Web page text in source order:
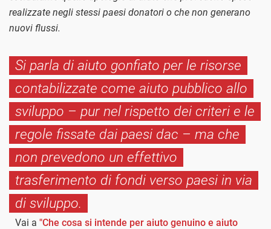
realizzate negli stessi paesi donatori o che non generano
nuovi flussi.
Si parla di aiuto gonfiato per le risorse
contabilizzate come aiuto pubblico allo
sviluppo – pur nel rispetto dei criteri e le
regole fissate dai paesi dac – ma che
non prevedono un effettivo
trasferimento di fondi verso paesi in via
di sviluppo.
Vai a "Che cosa si intende per aiuto genuino e aiuto